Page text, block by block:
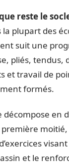
reste le
la plupart des
suit une
pliés, tendus,
et travail de
formés.
décompose en
et le